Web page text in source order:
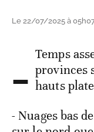
Le 22/07/2025 à
- Temps
provinces
hauts
- Nuages bas